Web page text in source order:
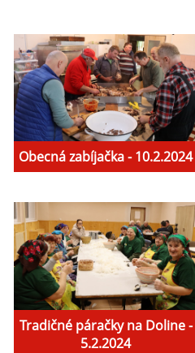
Obecná zabíjačka - 10.2.2024
Tradičné páračky na Doline -
5.2.2024